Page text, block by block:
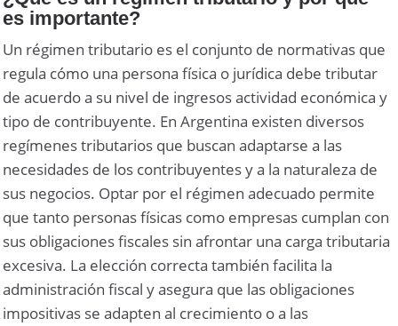
es importante?
Un régimen tributario es el conjunto de normativas que
regula cómo una persona física o jurídica debe tributar
de acuerdo a su nivel de ingresos actividad económica y
tipo de contribuyente. En Argentina existen diversos
regímenes tributarios que buscan adaptarse a las
necesidades de los contribuyentes y a la naturaleza de
sus negocios. Optar por el régimen adecuado permite
que tanto personas físicas como empresas cumplan con
sus obligaciones fiscales sin afrontar una carga tributaria
excesiva. La elección correcta también facilita la
administración fiscal y asegura que las obligaciones
impositivas se adapten al crecimiento o a las